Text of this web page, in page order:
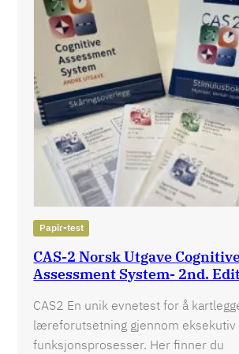
Papir-test
CAS-2 Norsk Utgave
Assessment System- 2nd.
CAS2 En unik evnetest for å
læreforutsetning gjennom eksekutiv
funksjonsprosesser. Her finner du